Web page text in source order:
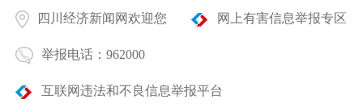
四川经济新闻网欢迎您 网上有害信息举报专区
举报电话：962000
互联网违法和不良信息举报平台